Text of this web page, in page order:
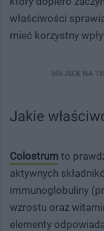
właściwości
mieć korzystny
MIEJSCE NA
Jakie
Colostrum to
aktywnych
immunoglobuliny
wzrostu oraz
elementy